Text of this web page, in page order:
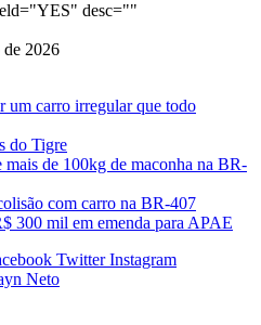
desc=""
de 2026
um carro irregular que todo
do Tigre
mais de 100kg de maconha na BR-
com carro na BR-407
300 mil em emenda para APAE
Twitter Instagram